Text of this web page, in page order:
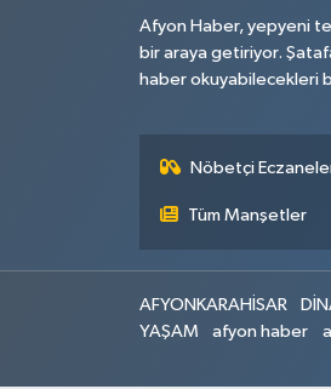
Afyon Haber, yepyeni
bir araya getiriyor.
haber okuyabilecekleri
Nöbetçi
Tüm Manşetler
AFYONKARAHİSAR
YAŞAM
afyon haber